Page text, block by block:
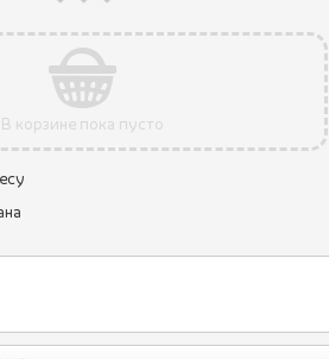
В корзине пока пусто
преимущества
конфиденциальности